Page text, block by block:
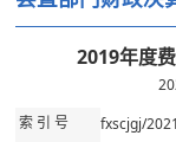
2019年度
索 引 号 fxscjgj/